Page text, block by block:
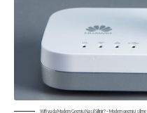
Wifi ya da Modem Geçmişi Nasıl Silinir? – Modem geçmişi silme